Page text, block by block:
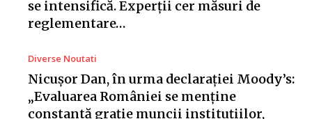
se intensifică. Experții cer măsuri de
reglementare…
Diverse Noutati
Nicușor Dan, în urma declarației Moody’s:
„Evaluarea României se menține
constantă grație muncii instituțiilor,